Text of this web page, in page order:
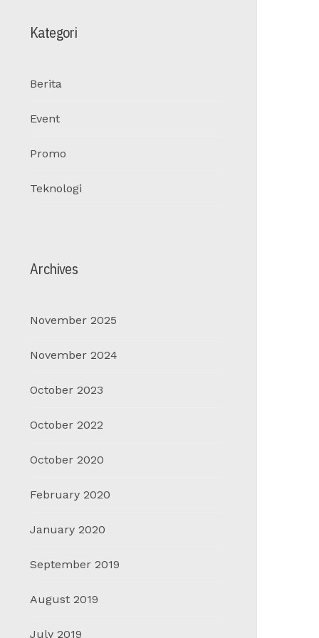
Hyper Tourer, Masa Depan Mobilitas
October 20, 2023
Kategori
Berita
Event
Promo
Teknologi
Archives
November 2025
November 2024
October 2023
October 2022
October 2020
February 2020
January 2020
September 2019
August 2019
July 2019